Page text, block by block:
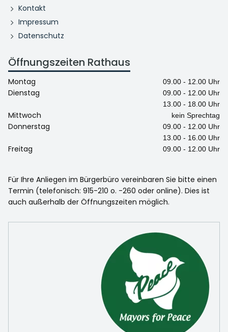
Kontakt
Impressum
Datenschutz
Öffnungszeiten Rathaus
Montag 09.00 - 12.00 Uhr
Dienstag
09.00 - 12.00 Uhr
13.00 - 18.00 Uhr
Mittwoch kein Sprechtag
Donnerstag
09.00 - 12.00 Uhr
13.00 - 16.00 Uhr
Freitag 09.00 - 12.00 Uhr
Für Ihre Anliegen im Bürgerbüro vereinbaren Sie bitte einen
Termin (telefonisch: 915-210 o. -260 oder online). Dies ist
auch außerhalb der Öffnungszeiten möglich.